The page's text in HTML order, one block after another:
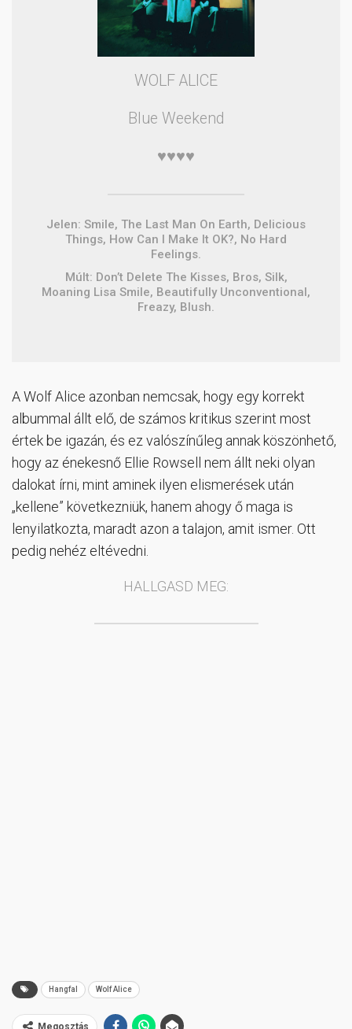
WOLF ALICE
Blue Weekend
♥♥♥♥
Jelen: Smile, The Last Man On Earth, Delicious
Things, How Can I Make It OK?, No Hard
Feelings.
Múlt: Don’t Delete The Kisses, Bros, Silk,
Moaning Lisa Smile, Beautifully Unconventional,
Freazy, Blush.
A Wolf Alice azonban nemcsak, hogy egy korrekt
albummal állt elő, de számos kritikus szerint most
értek be igazán, és ez valószínűleg annak köszönhető,
hogy az énekesnő Ellie Rowsell nem állt neki olyan
dalokat írni, mint aminek ilyen elismerések után
„kellene” következniük, hanem ahogy ő maga is
lenyilatkozta, maradt azon a talajon, amit ismer. Ott
pedig nehéz eltévedni.
HALLGASD MEG:
Hangfal Wolf Alice
Megosztás